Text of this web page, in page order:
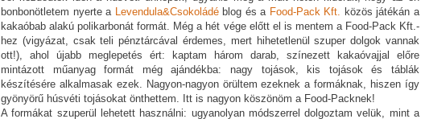
bonbonötletem nyerte a Levendula&Csokoládéblog és a Food-Pack Kft. közös játékán a
kakaóbab alakú polikarbonát formát. Még a hét vége előtt el is mentem a Food-Pack Kft.-
hez (vigyázat, csak teli pénztárcával érdemes, mert hihetetlenül szuper dolgok vannak
ott!), ahol újabb meglepetés ért: kaptam három darab, színezett kakaóvajjal előre
mintázott műanyag formát még ajándékba: nagy tojások, kis tojások és táblák
készítésére alkalmasak ezek. Nagyon-nagyon örültem ezeknek a formáknak, hiszen így
gyönyörű húsvéti tojásokat önthettem. Itt is nagyon köszönöm a Food-Packnek!
A formákat szuperül lehetett használni: ugyanolyan módszerrel dolgoztam velük, mint a